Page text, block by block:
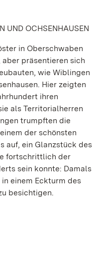
UND OCHSENHAUSEN
in Oberschwaben
präsentieren sich
wie Wiblingen
Hier zeigten
ihren
als Territorialherren
trumpften die
der schönsten
auf, ein Glanzstück des
fortschrittlich der
sein konnte: Damals
einem Eckturm des
besichtigen.